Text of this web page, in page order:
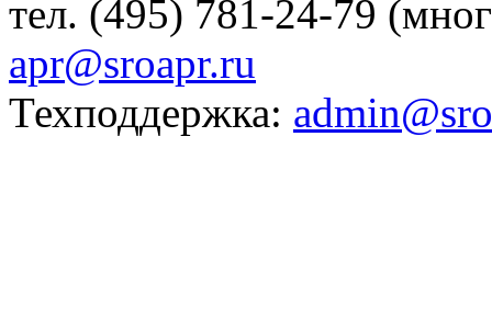
тел. (495) 781-24-79
apr@sroapr.ru
Техподдержка: